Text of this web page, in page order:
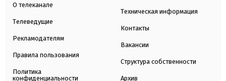
О телеканале
Телеведущие
Рекламодателям
Правила пользования
Политика
конфиденциальности
Техническая информация
Контакты
Вакансии
Структура собственности
Архив